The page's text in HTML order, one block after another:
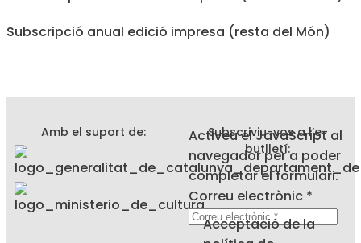
Subscripció anual edició impresa (resta del Món)
Amb el suport de:
Subscriviu-vos a l’e-
butlletí:
Activeu el JavaScript al
navegador per a poder
completar el formulari.
de
la
Correu electrònic *
Acceptació de la